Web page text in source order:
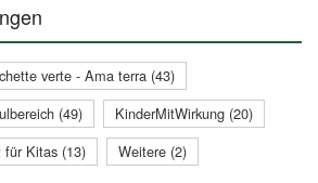
verte - Ama terra (43)
(49)
KinderMitWirkung (20)
für Kitas (13)
Weitere (2)